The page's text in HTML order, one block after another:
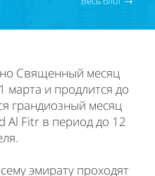
Священный месяц
марта и продлится до
грандиозный месяц
Al Fitr в период до 12
эмирату проходят